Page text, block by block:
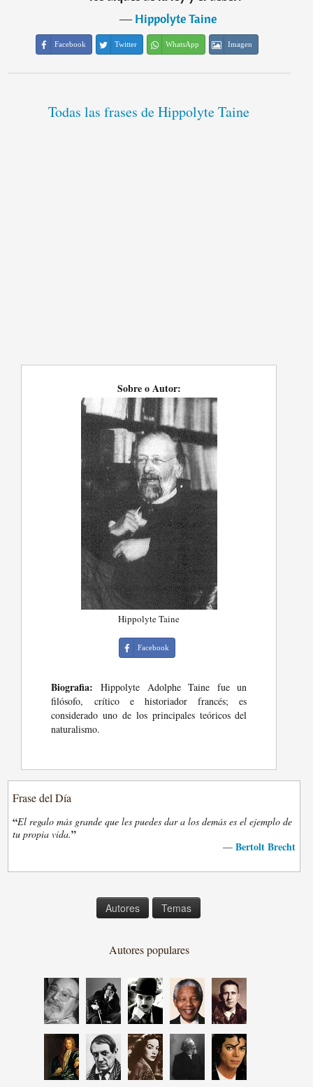
―Hippolyte Taine
Facebook Twitter WhatsApp Imagen
Todas las frases de Hippolyte Taine
Sobre o Autor:
Hippolyte Taine
Facebook
Biografia: Hippolyte Adolphe Taine fue un
filósofo, crítico e historiador francés; es
considerado uno de los principales teóricos del
naturalismo.
Frase del Día
“El regalo más grande que les puedes dar a los demás es el ejemplo de
tu propia vida.”
— Bertolt Brecht
Autores Temas
Autores populares